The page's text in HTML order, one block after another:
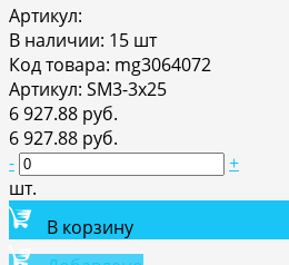
Артикул:
В наличии: 15 шт
Код товара: mg3064072
Артикул: SM3-3x25
6 927.88 руб.
6 927.88 руб.
-
+
шт.
В корзину